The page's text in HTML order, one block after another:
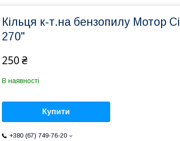
Кільця к-т.на бензопилу Мотор
270"
250 ₴
В наявності
Купити
+380 (67) 749-76-20